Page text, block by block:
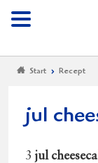
Meny
Start Recept
jul
3 jul